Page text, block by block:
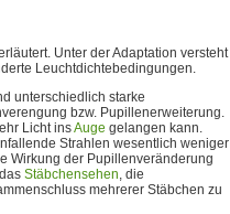
Unter der Adaptation versteht
Leuchtdichtebedingungen.
unterschiedlich starke
bzw. Pupillenerweiterung.
Licht insAuge gelangen kann.
Strahlen wesentlich weniger
Wirkung der Pupillenveränderung
Stäbchensehen, die
mehrerer Stäbchen zu